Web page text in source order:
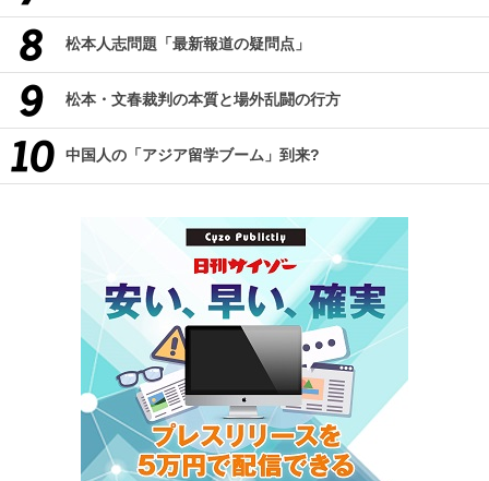
松本人志問題「最新報道の疑問点」
松本・文春裁判の本質と場外乱闘の行方
中国人の「アジア留学ブーム」到来?